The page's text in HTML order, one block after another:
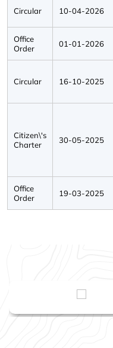
Circular 10-04-2026
Office
Order
01-01-2026
Circular 16-10-2025
Citizen\'s
Charter
30-05-2025
Office
Order
19-03-2025